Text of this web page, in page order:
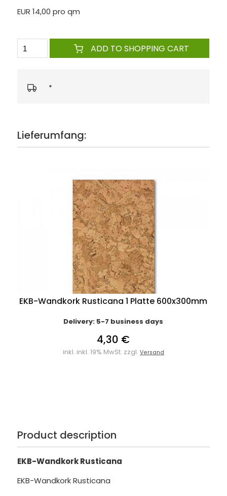
EUR 14,00 pro qm
ADD TO SHOPPING CART
*
Lieferumfang:
EKB-Wandkork Rusticana 1 Platte 600x300mm
Delivery: 5-7 business days
4,30 €
inkl. inkl. 19% MwSt. zzgl. Versand
Product description
EKB-Wandkork Rusticana
EKB-Wandkork Rusticana